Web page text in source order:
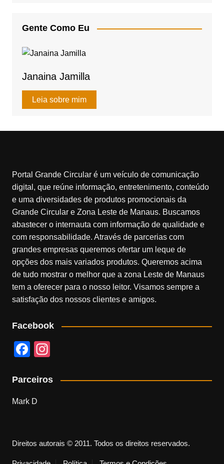
p
p
o
o
Gente Como Eu
Janaina Jamilla
Leia sobre mim
Portal Grande Circular é um veículo de comunicação
digital, que reúne informação, entretenimento, conteúdo
e uma diversidades de produtos promocionais da
Grande Circular e Zona Leste de Manaus. Buscamos
abastecer o internauta com informação de qualidade e
com responsabilidade. Através de parcerias com
grandes empresas queremos ofertar um leque de
opções dos mais variados produtos. Queremos acima
de tudo mostrar o melhor que a zona Leste de Manaus
tem a oferecer para o nosso leitor. Visamos sempre a
satisfação dos nossos clientes e amigos.
Facebook
F
c
e
o
a
Parceiros
Mark D
Direitos autorais © 2011. Todos os direitos reservados.